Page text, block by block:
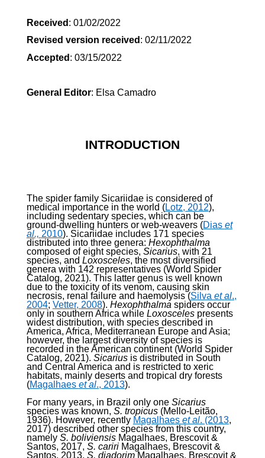
Received : 01/02/2022
Revised version received : 02/11/2022
Accepted : 03/15/2022
General Editor: Elsa Camadro
INTRODUCTION
The spider family Sicariidae is considered of
medical importance in the world (Lotz, 2012),
including sedentary species, which can be
ground-dwelling hunters or web-weavers (Dias et
al., 2010). Sicariidae includes 171 species
distributed into three genera: Hexophthalma
composed of eight species, Sicarius, with 21
species, and Loxosceles, the most diversified
genera with 142 representatives (World Spider
Catalog, 2021). This latter genus is well known
due to the toxicity of its venom, causing skin
necrosis, renal failure and haemolysis (Silva et al.,
2004; Vetter, 2008). Hexophthalma spiders occur
only in southern Africa while Loxosceles presents
widest distribution, with species described in
America, Africa, Mediterranean Europe and Asia;
however, the largest diversity of species is
recorded in the American continent (World Spider
Catalog, 2021). Sicarius is distributed in South
and Central America and is restricted to xeric
habitats, mainly deserts and tropical dry forests
(Magalhaes et al., 2013).
For many years, in Brazil only one Sicarius
species was known, S. tropicus (Mello-Leitão,
1936). However, recently Magalhaes et al. (2013,
2017) described other species from this country,
namely S. boliviensis Magalhaes, Brescovit &
Santos, 2017, S. cariri Magalhaes, Brescovit &
Santos, 2013, S. diadorim Magalhaes, Brescovit &